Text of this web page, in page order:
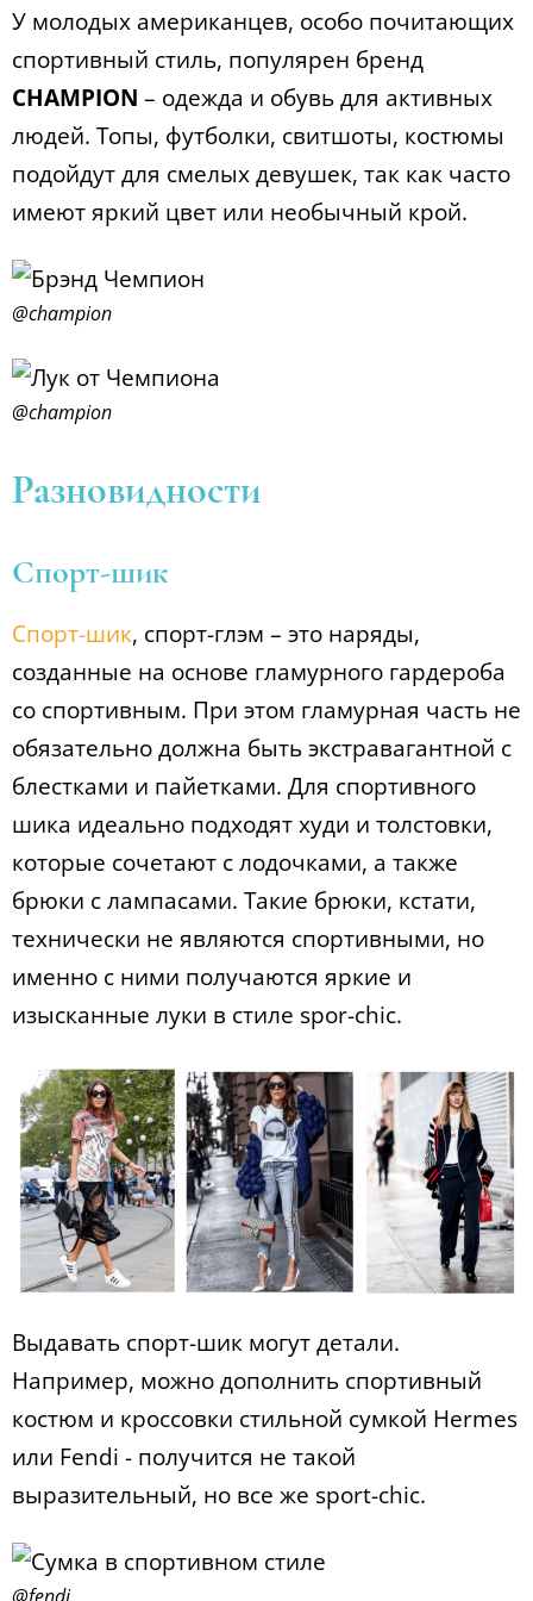
У молодых американцев, особо почитающих
спортивный стиль, популярен бренд
CHAMPION – одежда и обувь для активных
людей. Топы, футболки, свитшоты, костюмы
подойдут для смелых девушек, так как часто
имеют яркий цвет или необычный крой.
@champion
@champion
Разновидности
Спорт-шик
Спорт-шик, спорт-глэм – это наряды,
созданные на основе гламурного гардероба
со спортивным. При этом гламурная часть не
обязательно должна быть экстравагантной с
блестками и пайетками. Для спортивного
шика идеально подходят худи и толстовки,
которые сочетают с лодочками, а также
брюки с лампасами. Такие брюки, кстати,
технически не являются спортивными, но
именно с ними получаются яркие и
изысканные луки в стиле spor-chic.
Выдавать спорт-шик могут детали.
Например, можно дополнить спортивный
костюм и кроссовки стильной сумкой Hermes
или Fendi - получится не такой
выразительный, но все же sport-chic.
@fendi